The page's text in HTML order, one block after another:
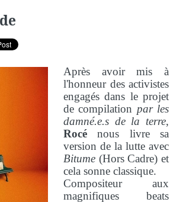
Après avoir mis à
l'honneur des activistes
engagés dans le projet
de compilation par les
damné.e.s de la terre,
Rocé nous livre sa
version de la lutte avec
Bitume (Hors Cadre) et
cela sonne classique.
Compositeur aux
magnifiques beats